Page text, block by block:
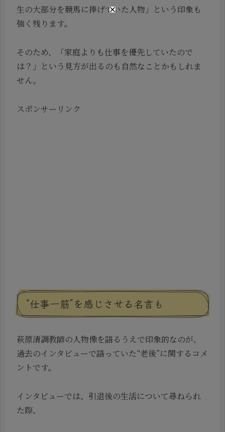
生の大部分を競馬に捧げていた人物」という印象も
強く残ります。
そのため、「家庭よりも仕事を優先していたので
は？」という見方が出るのも自然なことかもしれま
せん。
スポンサーリンク
“仕事一筋”を感じさせる名言も
萩原清調教師の人物像を語るうえで印象的なのが、
過去のインタビューで語っていた“老後”に関するコメ
ントです。
インタビューでは、引退後の生活について尋ねられ
た際、